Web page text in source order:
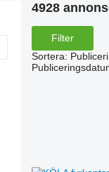
4928
Filter
Sortera: